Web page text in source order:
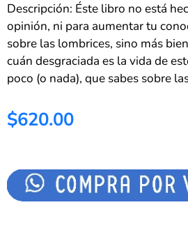
Descripción: Éste libro no está
opinión, ni para aumentar tu
sobre las lombrices, sino más
cuán desgraciada es la vida de
poco (o nada), que sabes sobre
$620.00